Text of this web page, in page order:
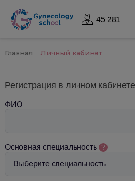
45 281
Главная Личный кабинет
Регистрация в личном кабинете
ФИО
Основная специальность ?